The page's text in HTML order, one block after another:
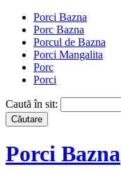
Porci Bazna
Porc Bazna
Porcul de Bazna
Porci Mangalita
Porc
Porci
Caută în sit:
Porci Bazna